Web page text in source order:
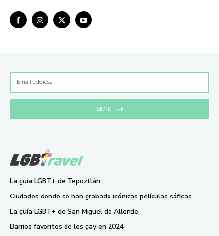
SEND
La guía LGBT+ de Tepoztlán
Ciudades donde se han grabado icónicas películas sáficas
La guía LGBT+ de San Miguel de Allende
Barrios favoritos de los gay en 2024